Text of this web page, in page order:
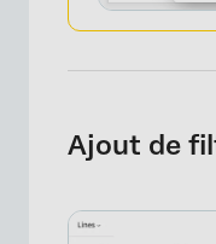
Ajout de